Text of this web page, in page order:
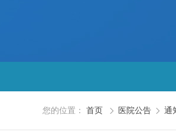
您的位置： 首页  医院公告  通